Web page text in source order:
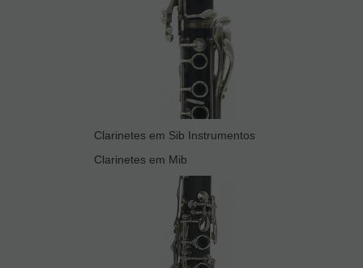
Clarinetes em Sib Instrumentos
Clarinetes em Mib